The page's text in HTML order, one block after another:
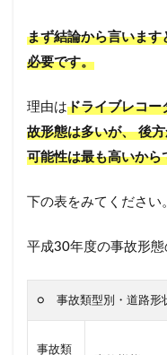
まず結論から言います
必要です。
理由はドライブレコー
故形態は多いが、 後
可能性は最も高いから
下の表をみてください
平成30年度の事故形態
○ 事故類型別・道路形
事故類